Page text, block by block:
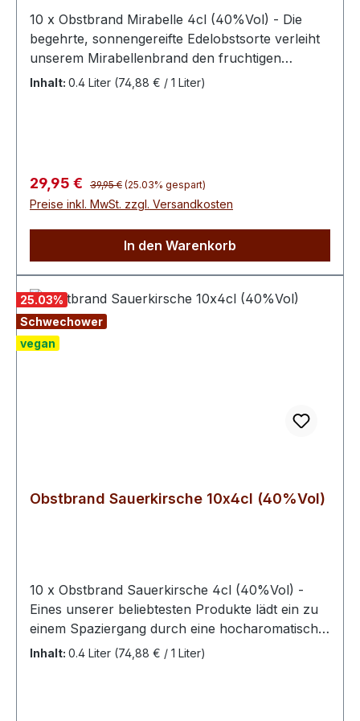
10 x Obstbrand Mirabelle 4cl (40%Vol) - Die
begehrte, sonnengereifte Edelobstsorte verleiht
unserem Mirabellenbrand den fruchtigen
Geschmack. Dieser beflügelt den Schwechower
Hauptanbaugebiete in Lothringen, am
Mittelrhein, in der Pfalz, in Mainfranken und dem
Schwarzwald. Von hier und aus eigenem Anbau
im Mecklenburg stammen auch unsere Früchte,
die im August geerntet werden.
Inhalt: 0.4 Liter (74,88 € / 1 Liter)
Verkaufspreis:
29,95 € Regulärer Preis:
39,95 € (25.03% gespart)
Preise inkl. MwSt. zzgl. Versandkosten
In den Warenkorb
25.03%
Schwechower
vegan
Obstbrand Sauerkirsche 10x4cl (40%Vol)
10 x Obstbrand Sauerkirsche 4cl (40%Vol) -
Eines unserer beliebtesten Produkte lädt ein zu
einem Spaziergang durch eine hocharomatische
Geschmackswelt. Dieser Obstbrand sorgt für ein
Inhalt: 0.4 Liter (74,88 € / 1 Liter)